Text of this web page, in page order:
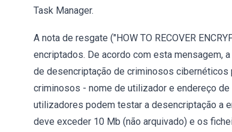
Task Manager.
A nota de resgate ("HOW TO RECOVER
encriptados. De acordo com esta mensagem,
de desencriptação de criminosos
criminosos - nome de utilizador e endereço
utilizadores podem testar a desencriptação a
deve exceder 10 Mb (não arquivado) e os